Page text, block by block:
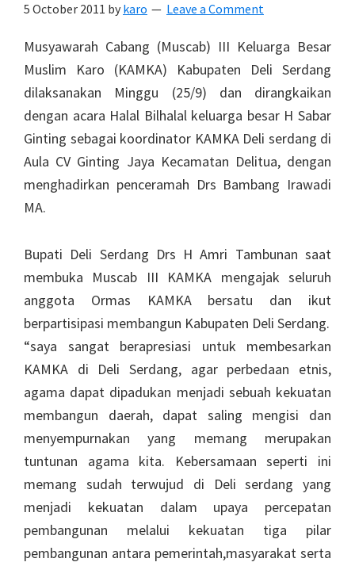
5 October 2011 by karo Leave a Comment
Musyawarah Cabang (Muscab) III Keluarga Besar
Muslim Karo (KAMKA) Kabupaten Deli Serdang
dilaksanakan Minggu (25/9) dan dirangkaikan
dengan acara Halal Bilhalal keluarga besar H Sabar
Ginting sebagai koordinator KAMKA Deli serdang di
Aula CV Ginting Jaya Kecamatan Delitua, dengan
menghadirkan penceramah Drs Bambang Irawadi
MA.
Bupati Deli Serdang Drs H Amri Tambunan saat
membuka Muscab III KAMKA mengajak seluruh
anggota Ormas KAMKA bersatu dan ikut
berpartisipasi membangun Kabupaten Deli Serdang.
“saya sangat berapresiasi untuk membesarkan
KAMKA di Deli Serdang, agar perbedaan etnis,
agama dapat dipadukan menjadi sebuah kekuatan
membangun daerah, dapat saling mengisi dan
menyempurnakan yang memang merupakan
tuntunan agama kita. Kebersamaan seperti ini
memang sudah terwujud di Deli serdang yang
menjadi kekuatan dalam upaya percepatan
pembangunan melalui kekuatan tiga pilar
pembangunan antara pemerintah,masyarakat serta